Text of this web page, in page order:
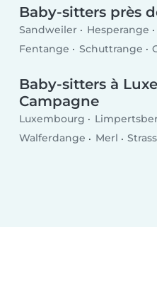
Baby-sitters près
Sandweiler Hesperange
Fentange
Schuttrange
Baby-sitters à
Campagne
Luxembourg
Walferdange
Merl